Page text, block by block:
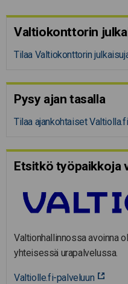
Valtiokonttorin
Tilaa Valtiokonttorin
Pysy ajan tasalla
Tilaa ajankohtaiset
Etsitkö työpaikkoja
Valtionhallinnossa avoinna
yhteisessä urapalvelussa.
Valtiolle.fi-palveluun